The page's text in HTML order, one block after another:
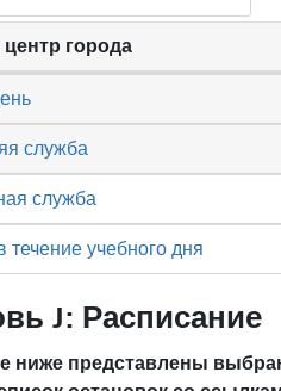
города
служба
служба
течение учебного дня
J: Расписание
ниже представлены